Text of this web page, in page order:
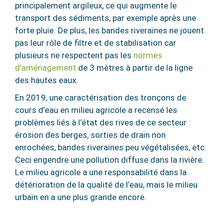
principalement argileux, ce qui augmente le
transport des sédiments, par exemple après une
forte pluie. De plus, les bandes riveraines ne jouent
pas leur rôle de filtre et de stabilisation car
plusieurs ne respectent pas les normes
d’aménagement de 3 mètres à partir de la ligne
des hautes eaux.
En 2019, une caractérisation des tronçons de
cours d’eau en milieu agricole a recensé les
problèmes liés à l’état des rives de ce secteur :
érosion des berges, sorties de drain non
enrochées, bandes riveraines peu végétalisées, etc.
Ceci engendre une pollution diffuse dans la rivière.
Le milieu agricole a une responsabilité dans la
détérioration de la qualité de l’eau, mais le milieu
urbain en a une plus grande encore.